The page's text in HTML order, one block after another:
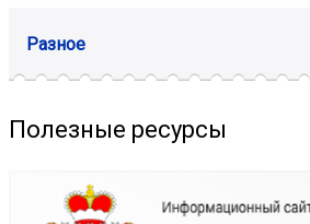
Разное
Полезные ресурсы